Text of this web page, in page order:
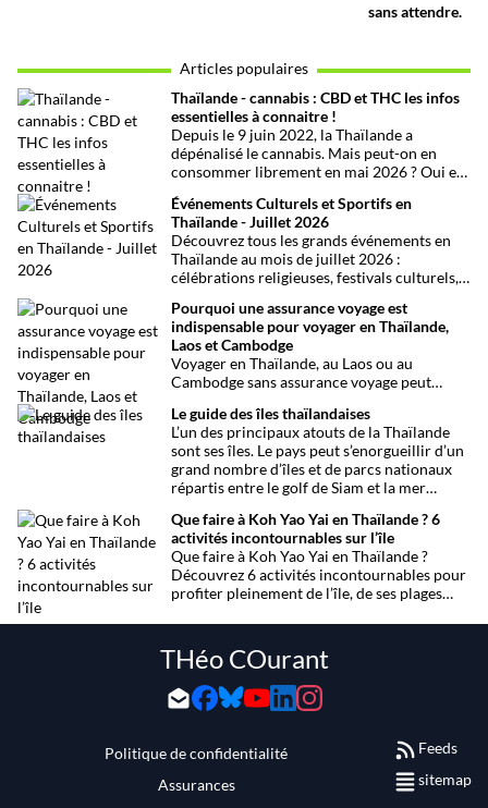
sans attendre.
Articles populaires
Thaïlande - cannabis : CBD et THC les infos
essentielles à connaitre !
Depuis le 9 juin 2022, la Thaïlande a
dépénalisé le cannabis. Mais peut-on en
consommer librement en mai 2026 ? Oui et
confusions qui peuvent avoir de grosses
conséquences ! Explications.
Événements Culturels et Sportifs en
Thaïlande - Juillet 2026
Découvrez tous les grands événements en
Thaïlande au mois de juillet 2026 :
célébrations religieuses, festivals culturels,
et fêtes locales. Une sélection
chronologique complète pour ne rien
manquer !
Pourquoi une assurance voyage est
indispensable pour voyager en Thaïlande,
Laos et Cambodge
Voyager en Thaïlande, au Laos ou au
Cambodge sans assurance voyage peut
maladies ou perte de bagages sont des
imprévus fréquents en Asie du Sud-Est.
Découvrez pourquoi une assurance voyage
est essentielle pour garantir votre sécurité
et votre sérénité.
Le guide des îles thaïlandaises
L’un des principaux atouts de la Thaïlande
sont ses îles. Le pays peut s’enorgueillir d’un
grand nombre d’îles et de parcs nationaux
répartis entre le golf de Siam et la mer
Que faire à Koh Yao Yai en Thaïlande ? 6
activités incontournables sur l’île
Que faire à Koh Yao Yai en Thaïlande ?
Découvrez 6 activités incontournables pour
profiter pleinement de l’île, de ses plages
THéo COurant
Politique de confidentialité
Assurances
Feeds
sitemap